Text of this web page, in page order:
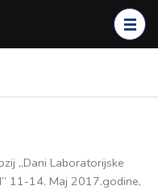
„Dani Laboratorijske
11-14. Maj 2017.godine,